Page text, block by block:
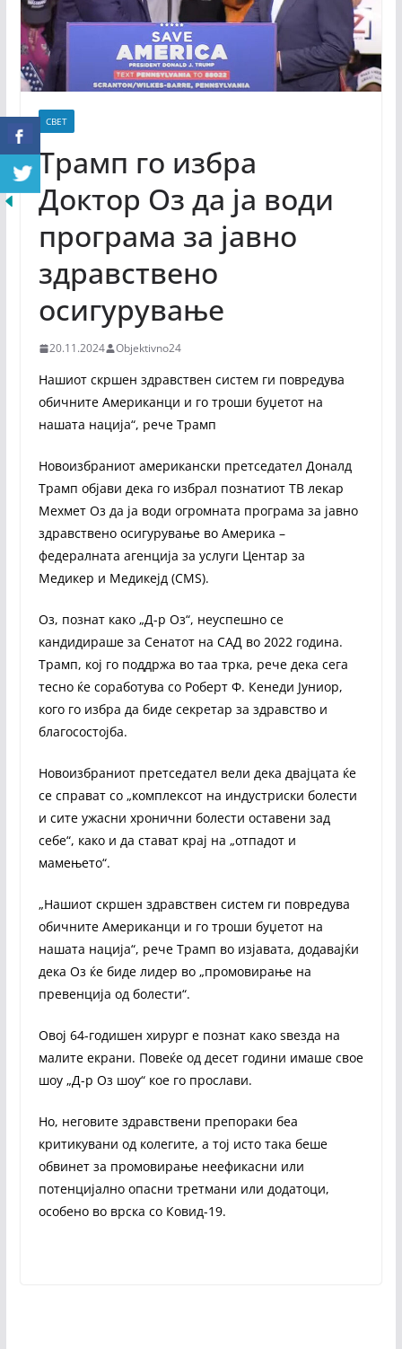
СВЕТ
Трамп го избра
Доктор Оз да ја води
програма за јавно
здравствено
осигурување
20.11.2024 Objektivno24
Нашиот скршен здравствен систем ги повредува
обичните Американци и го троши буџетот на
нашата нација“, рече Трамп
Новоизбраниот американски претседател Доналд
Трамп објави дека го избрал познатиот ТВ лекар
Мехмет Оз да ја води огромната програма за јавно
здравствено осигурување во Америка –
федералната агенција за услуги Центар за
Медикер и Медикејд (CMS).
Оз, познат како „Д-р Оз“, неуспешно се
кандидираше за Сенатот на САД во 2022 година.
Трамп, кој го поддржа во таа трка, рече дека сега
тесно ќе соработува со Роберт Ф. Кенеди Јуниор,
кого го избра да биде секретар за здравство и
благосостојба.
Новоизбраниот претседател вели дека двајцата ќе
се справат со „комплексот на индустриски болести
и сите ужасни хронични болести оставени зад
себе“, како и да стават крај на „отпадот и
мамењето“.
„Нашиот скршен здравствен систем ги повредува
обичните Американци и го троши буџетот на
нашата нација“, рече Трамп во изјавата, додавајќи
дека Оз ќе биде лидер во „промовирање на
превенција од болести“.
Овој 64-годишен хирург е познат како ѕвезда на
малите екрани. Повеќе од десет години имаше свое
шоу „Д-р Оз шоу“ кое го прослави.
Но, неговите здравствени препораки беа
критикувани од колегите, а тој исто така беше
обвинет за промовирање неефикасни или
потенцијално опасни третмани или додатоци,
особено во врска со Ковид-19.